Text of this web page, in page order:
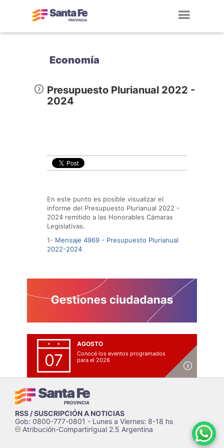
Economía
Presupuesto Plurianual 2022 -
2024
En este punto es posible visualizar el
informe del Presupuesto Plurianual 2022 -
2024 remitido a las Honorables Cámaras
Legislativas.
1- Mensaje 4969 - Presupuesto Plurianual
2022-2024
07
AGOSTO
Conocé los eventos programados
para el 2026
RSS / SUSCRIPCIÓN A NOTICIAS
Gob: 0800-777-0801 - Lunes a Viernes: 8-18 hs
cAtribución-CompartirIgual 2.5 Argentina